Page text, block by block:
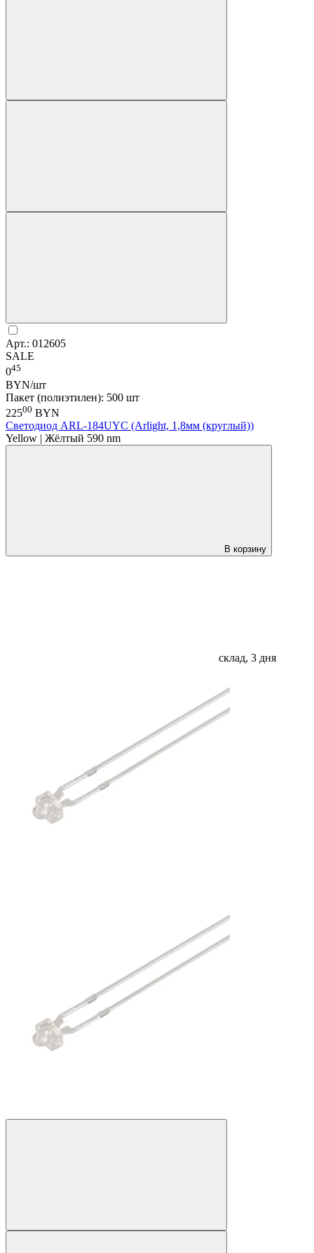
Арт.: 012605
SALE
045
BYN/шт
Пакет (полиэтилен): 500 шт
22500 BYN
Светодиод ARL-184UYC (Arlight, 1,8мм (круглый))
Yellow | Жёлтый 590 nm
В корзину
склад, 3 дня